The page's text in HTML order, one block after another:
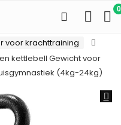
0
voor krachttraining
kettlebell Gewicht voor
(4kg-24kg)